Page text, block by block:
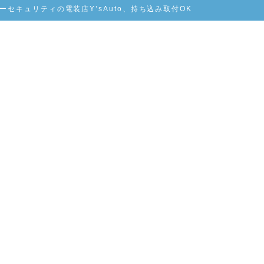
セキュリティの電装店Y’sAuto、持ち込み取付OK